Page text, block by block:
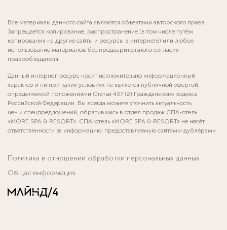
Все материалы данного сайта являются объектами авторского права.
Запрещается копирование, распространение (в том числе путём
копирования на другие сайты и ресурсы в интернете) или любое
использование материалов без предварительного согласия
правообладателя.
Данный интернет-ресурс носит исключительно информационный
характер и ни при каких условиях не является публичной офертой,
определяемой положениями Статьи 437 (2) Гражданского кодекса
Российской Федерации. Вы всегда можете уточнить актуальность
цен и спецпредложений, обратившись в отдел продаж СПА-отель
«MORE SPA & RESORT». СПА-отель «MORE SPA & RESORT» не несёт
ответственности за информацию, предоставляемую сайтами-дублёрами
Политика в отношении обработки персональных данных
Общая информация